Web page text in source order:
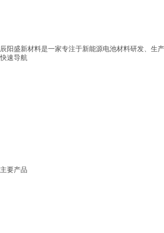
辰阳盛新材料是一家专注于新能源电池材料研发、生
快速导航
主要产品